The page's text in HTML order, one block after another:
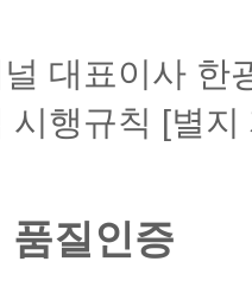
대표이사 한
시행규칙 [별지
품질인증